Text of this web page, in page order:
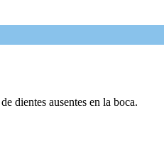
dientes ausentes en la boca.